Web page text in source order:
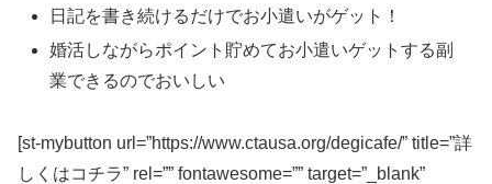
日記を書き続けるだけでお小遣いがゲット！
婚活しながらポイント貯めてお小遣いゲットする副
業できるのでおいしい
[st-mybutton url=”https://www.ctausa.org/degicafe/” title=”詳
しくはコチラ” rel=”” fontawesome=”” target=”_blank”